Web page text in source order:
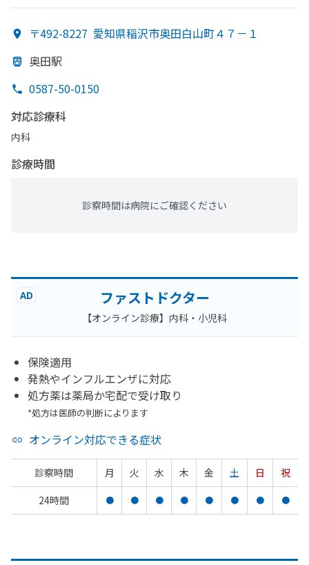
〒492-8227 愛知県稲沢市奥田白山町４７－１
奥田駅
0587-50-0150
対応診療科
内科
診療時間
診察時間は病院にご確認ください
AD ファストドクター
【オンライン診療】内科・小児科
保険適用
発熱やインフルエンザに対応
処方薬は薬局か宅配で受け取り
*処方は医師の判断によります
オンライン対応できる症状
診察時間 月 火 水 木 金 土 日
祝
24時間
● ● ● ● ● ● ● ●